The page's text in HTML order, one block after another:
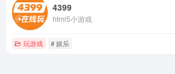
4399
html5小游戏
玩游戏 # 娱乐